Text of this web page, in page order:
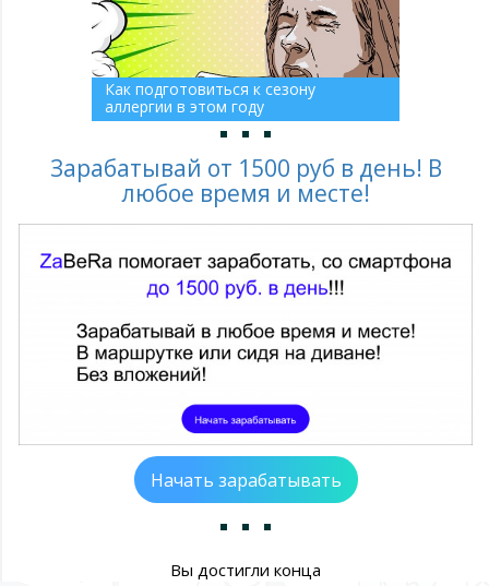
Как подготовиться к сезону
аллергии в этом году
Зарабатывай от 1500 руб в день! В
любое время и месте!
Начать зарабатывать
Вы достигли конца